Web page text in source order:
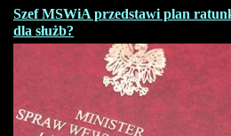
Szef MSWiA przedstawi plan
dla służb?